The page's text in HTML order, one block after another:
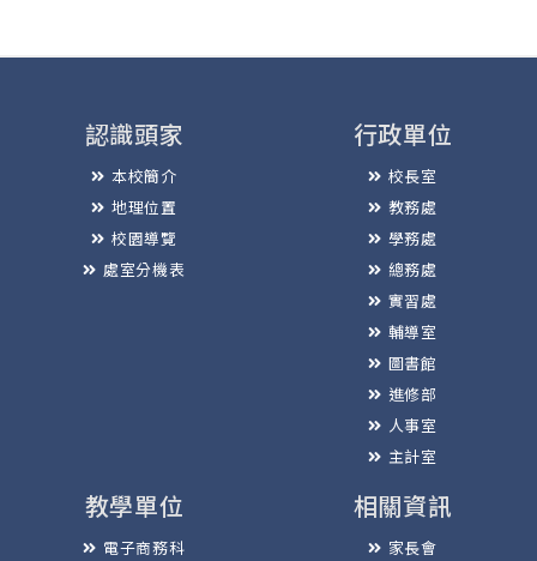
認識頭家
本校簡介
地理位置
校園導覽
處室分機表
行政單位
校長室
教務處
學務處
總務處
實習處
輔導室
圖書館
進修部
人事室
主計室
教學單位
電子商務科
相關資訊
家長會